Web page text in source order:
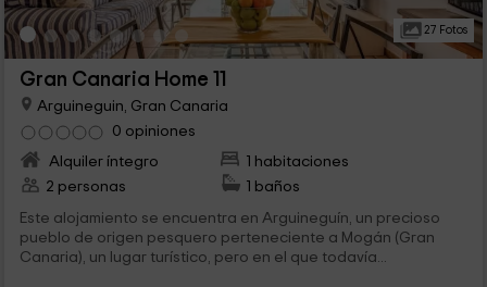
27 Fotos
Gran Canaria Home 11
Arguineguin, Gran Canaria
0 opiniones
Alquiler íntegro
1 habitaciones
2 personas
1 baños
Este alojamiento se encuentra en Arguineguín, un precioso
pueblo de origen pesquero perteneciente a Mogán (Gran
Canaria), un lugar turístico, pero en el que todavía...